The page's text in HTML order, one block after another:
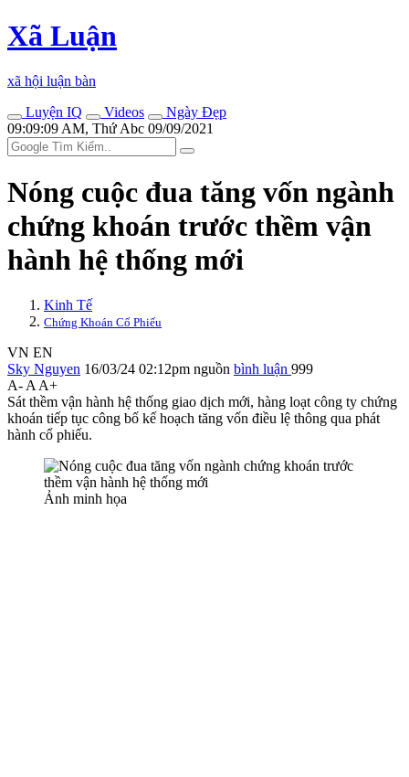
Xã Luận
xã hội luận bàn
Luyện IQ
Videos
Ngày Đẹp
09:09:09 AM, Thứ Abc 09/09/2021
Nóng cuộc đua tăng vốn ngành
chứng khoán trước thềm vận
hành hệ thống mới
Kinh Tế
Chứng Khoán Cổ Phiếu
VN EN
Sky Nguyen 16/03/24 02:12pm nguồn bình luận 999
A- A A+
Sát thềm vận hành hệ thống giao dịch mới, hàng loạt công ty chứng
khoán tiếp tục công bố kế hoạch tăng vốn điều lệ thông qua phát
hành cổ phiếu.
Ảnh minh họa